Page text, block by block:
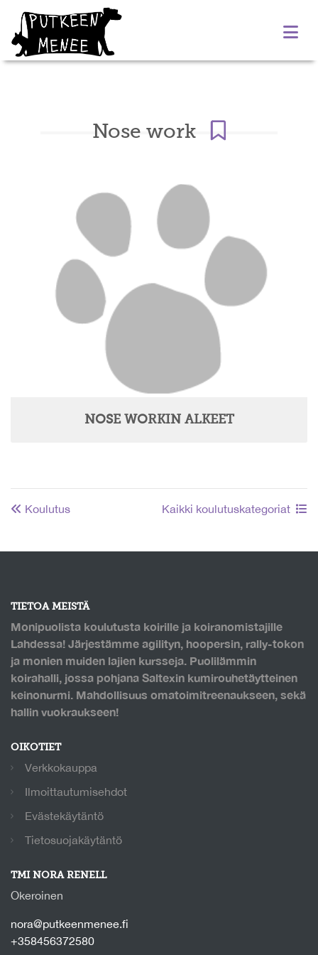
Nose work
NOSE WORKIN ALKEET
Koulutus Kaikki koulutuskategoriat
TIETOA MEISTÄ
Monipuolista koulutusta koirille ja koiranomistajille
Lahdessa! Järjestämme agilityn, hoopersin, rally-tokon
ja monien muiden lajien kursseja. Puolilämmin
koirahalli, jossa pohjana Saltexin kumirouhetäytteinen
keinonurmi. Mahdollisuus omatoimitreenaukseen, sekä
hallin vuokraukseen!
OIKOTIET
Verkkokauppa
Ilmoittautumisehdot
Evästekäytäntö
Tietosuojakäytäntö
TMI NORA RENELL
Okeroinen
nora@putkeenmenee.fi
+358456372580